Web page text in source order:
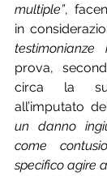
multiple”,
in
testimonianze
prova,
circa la
all’imputato
un danno
come
specifico agire